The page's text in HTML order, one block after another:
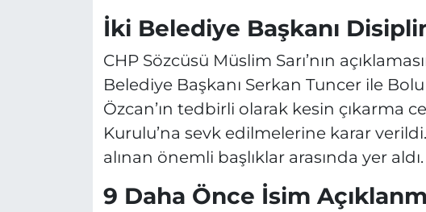
İki Belediye Başkanı
CHP Sözcüsü Müslim Sarı’nın
Belediye Başkanı Serkan Tuncer ile
Özcan’ın tedbirli olarak kesin çıkarma
Kurulu’na sevk edilmelerine karar
alınan önemli başlıklar arasında yer aldı.
9 Daha Önce İsim